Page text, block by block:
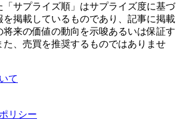
「サプライズ順」はサプライズ度に基づ
を掲載しているものであり、記事に掲載
将来の価値の動向を示唆あるいは保証す
た、売買を推奨するものではありませ
て
リシー